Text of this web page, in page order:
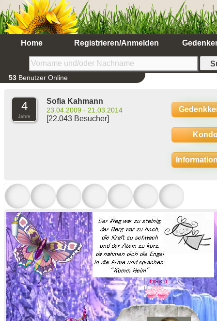
Home Registrieren/Anmelden
53 Benutzer Online
4
Jahre
Sofia Kahmann
23.04.2009 - 21.03.2014
[22.043 Besucher]